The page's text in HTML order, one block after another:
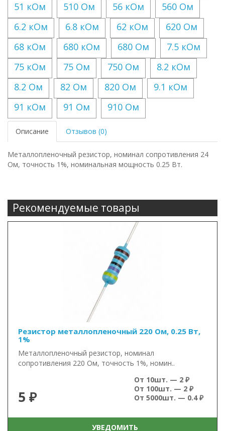
51 кОм
510 Ом 56 кОм
560 Ом
6.2 кОм
6.8 кОм 62 кОм
620 Ом
68 кОм
680 кОм 680 Ом
7.5 кОм
75 кОм
75 Ом 750 Ом
8.2 кОм
8.2 Ом
82 Ом 820 Ом
9.1 кОм
91 кОм
91 Ом 910 Ом
Описание Отзывов (0)
Металлопленочный резистор, номинал сопротивления 24
Ом, точность 1%, номинальная мощность 0.25 Вт.
Рекомендуемые товары
Резистор металлопленочный 220 Ом, 0.25 Вт,
1%
Металлопленочный резистор, номинал
сопротивления 220 Ом, точность 1%, номин..
5 ₽
От 10шт. — 2 ₽
От 100шт. — 2 ₽
От 5000шт. — 0.4 ₽
УВЕДОМИТЬ